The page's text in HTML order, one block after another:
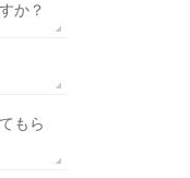
か？
もら